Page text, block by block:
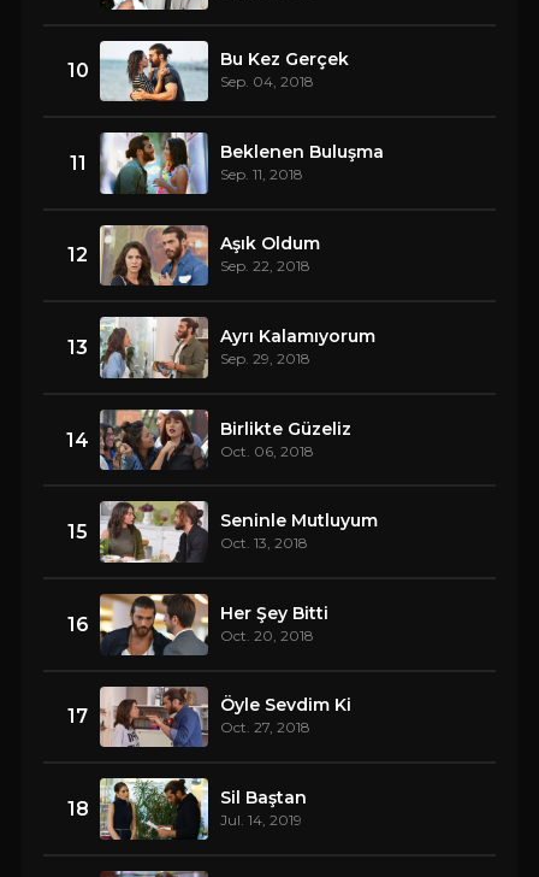
10 Bu Kez Gerçek
Sep. 04, 2018
11 Beklenen Buluşma
Sep. 11, 2018
12 Aşık Oldum
Sep. 22, 2018
13 Ayrı Kalamıyorum
Sep. 29, 2018
14 Birlikte Güzeliz
Oct. 06, 2018
15 Seninle Mutluyum
Oct. 13, 2018
16 Her Şey Bitti
Oct. 20, 2018
17 Öyle Sevdim Ki
Oct. 27, 2018
18 Sil Baştan
Jul. 14, 2019